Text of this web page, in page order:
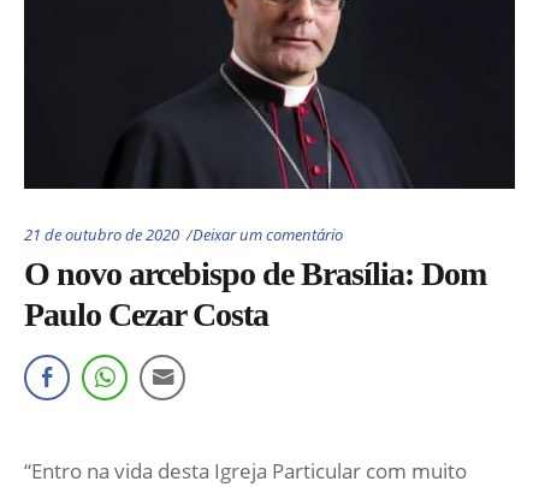
21 de outubro de 2020 Deixar um comentário
O novo arcebispo de Brasília: Dom
Paulo Cezar Costa
“Entro na vida desta Igreja Particular com muito